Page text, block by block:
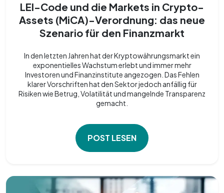
LEI-Code und die Markets in Crypto-
Assets (MiCA)-Verordnung: das neue
Szenario für den Finanzmarkt
In den letzten Jahren hat der Kryptowährungsmarkt ein
exponentielles Wachstum erlebt und immer mehr
Investoren und Finanzinstitute angezogen. Das Fehlen
klarer Vorschriften hat den Sektor jedoch anfällig für
Risiken wie Betrug, Volatilität und mangelnde Transparenz
gemacht.
POST LESEN